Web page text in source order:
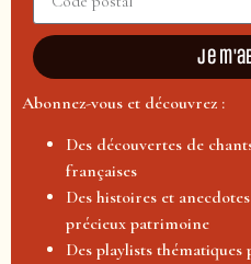
Je
Abonnez-vous et découvrez :
Des découvertes de
françaises
Des histoires et
précieux patrimoine
Des playlists